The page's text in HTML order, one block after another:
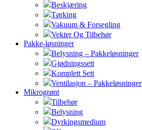
Beskjæring
Tørking
Vakuum & Forsegling
Vekter Og Tilbehør
Pakke-løsninger
Belysning – Pakkeløsninger
Gjødningssett
Komplett Sett
Ventilasjon – Pakkeløsninger
Mikrogrønt
Tilbehør
Belysning
Dyrkingsmedium